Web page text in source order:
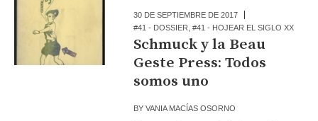
30 DE SEPTIEMBRE DE 2017
#41 - DOSSIER ,#41 - HOJEAR EL SIGLO XX
Schmuck y la Beau
Geste Press: Todos
somos uno
BYVANIA MACÍAS OSORNO